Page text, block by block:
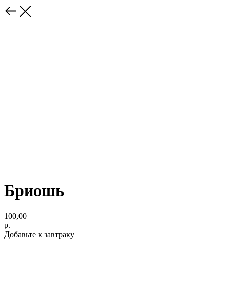
Бриошь
100,00
р.
Добавьте к завтраку